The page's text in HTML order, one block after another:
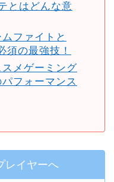
とはどんな意
ファイトと
須の最強技！
スメゲーミング
フォーマンス
レイヤーへ